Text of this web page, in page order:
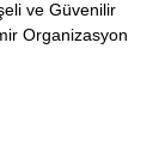
ve Güvenilir
Organizasyon